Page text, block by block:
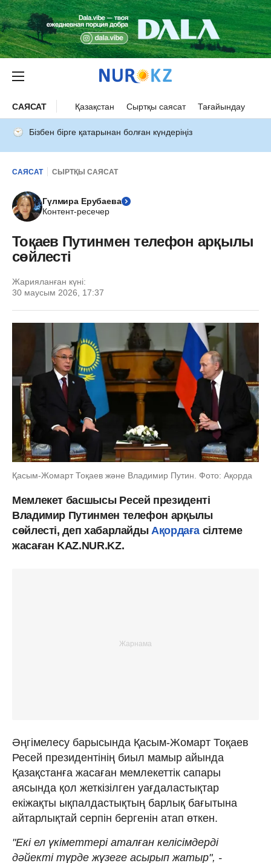
САЯСАТ Қазақстан Сыртқы саясат Тағайындау
Бізбен бірге қатарынан болған күндеріңіз
САЯСАТ СЫРТҚЫ САЯСАТ
Гүлмира Ерубаева
Контент-ресечер
Тоқаев Путинмен телефон арқылы
сөйлесті
Жарияланған күні:
30 маусым 2026, 17:37
Қасым-Жомарт Тоқаев және Владимир Путин. Фото: Ақорда
Мемлекет басшысы Ресей президенті
Владимир Путинмен телефон арқылы
сөйлесті, деп хабарлайды Ақордаға сілтеме
жасаған KAZ.NUR.KZ.
Әңгімелесу барысында Қасым-Жомарт Тоқаев
Ресей президентінің биыл мамыр айында
Қазақстанға жасаған мемлекеттік сапары
аясында қол жеткізілген уағдаластықтар
екіжақты ықпалдастықтың барлық бағытына
айтарлықтай серпін бергенін атап өткен.
"Екі ел үкіметтері аталған келісімдерді
дәйекті түрде жүзеге асырып жатыр", -